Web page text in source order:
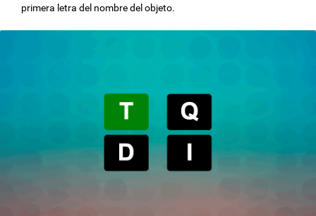
primera letra del nombre del objeto.